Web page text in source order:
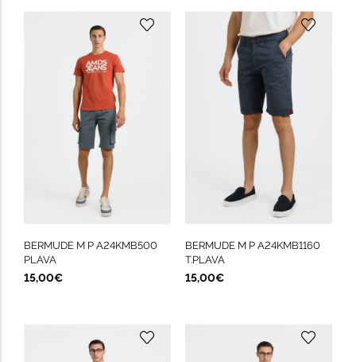
BERMUDE M P A24KMB500
PLAVA
15,00€
BERMUDE M P A24KMB1160
T.PLAVA
15,00€